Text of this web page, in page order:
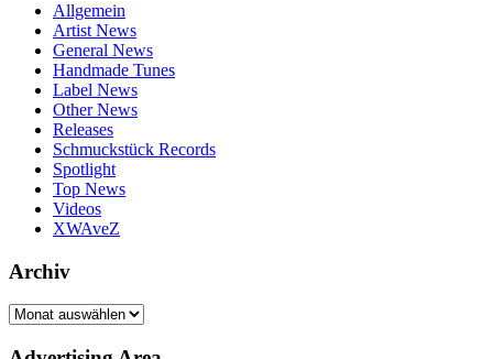
Allgemein
Artist News
General News
Handmade Tunes
Label News
Other News
Releases
Schmuckstück Records
Spotlight
Top News
Videos
XWAveZ
Archiv
Archiv